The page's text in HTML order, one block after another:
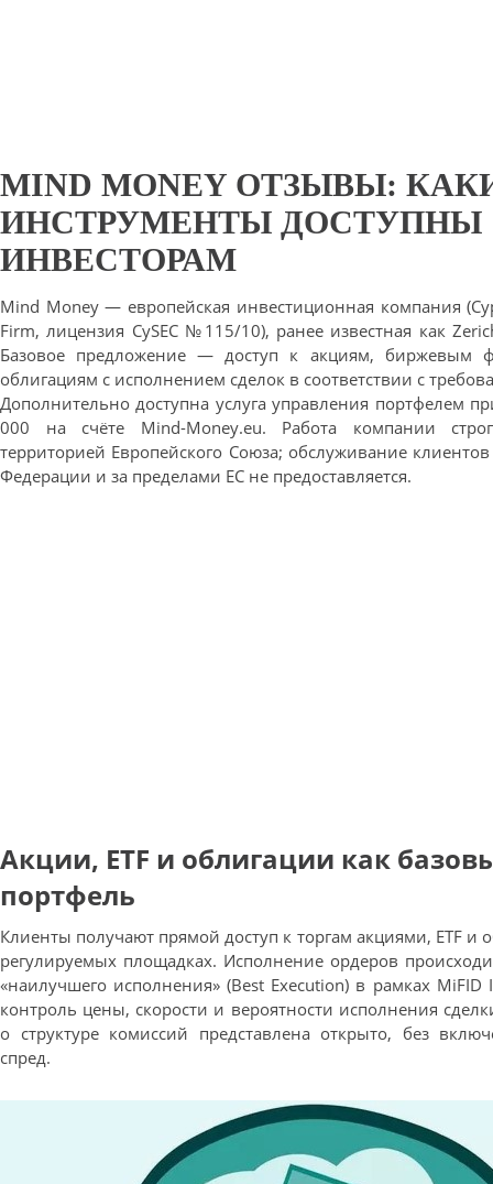
MIND MONEY ОТЗЫВЫ:
ИНСТРУМЕНТЫ ДОСТУПНЫ
ИНВЕСТОРАМ
Mind Money — европейская инвестиционная компания
Firm, лицензия CySEC №115/10), ранее известная как
Базовое предложение — доступ к акциям, биржевым
облигациям с исполнением сделок в соответствии с
Дополнительно доступна услуга управления портфелем
000 на счёте Mind-Money.eu. Работа компании
территорией Европейского Союза; обслуживание
Федерации и за пределами ЕС не предоставляется.
Акции, ETF и облигации как
портфель
Клиенты получают прямой доступ к торгам акциями, ETF и
регулируемых площадках. Исполнение ордеров
«наилучшего исполнения» (Best Execution) в рамках MiFID
контроль цены, скорости и вероятности исполнения
о структуре комиссий представлена открыто, без
спред.